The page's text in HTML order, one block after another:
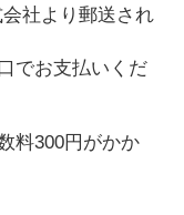
社より郵送され
でお支払いくだ
料300円がかか